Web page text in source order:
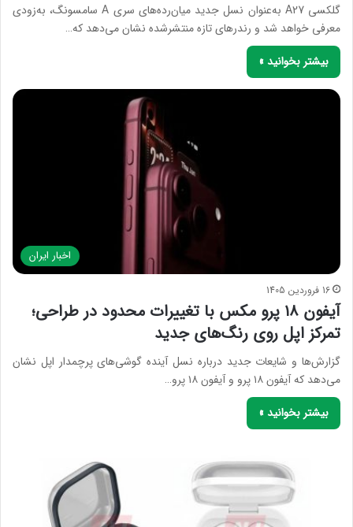
گلکسی A27 به‌عنوان نسل جدید میان‌رده‌های سری A سامسونگ، به‌زودی
معرفی خواهد شد و رندرهای تازه منتشرشده نشان می‌دهد که…
بیشتر بخوانید »
اخبار ایران
16 فروردین 1405
آیفون ۱۸ پرو مکس با تغییرات محدود در طراحی؛
تمرکز اپل روی رنگ‌های جدید
گزارش‌ها و شایعات جدید درباره نسل آینده گوشی‌های پرچمدار اپل نشان
می‌دهد که آیفون ۱۸ پرو و آیفون ۱۸ پرو…
بیشتر بخوانید »